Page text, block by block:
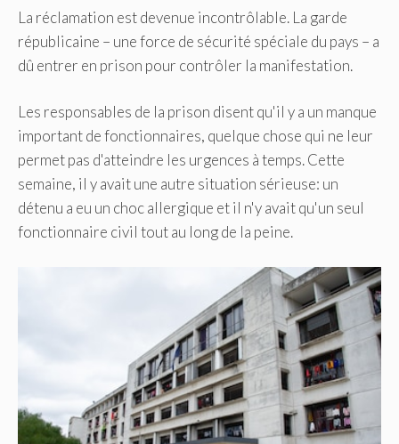
La réclamation est devenue incontrôlable. La garde
républicaine – une force de sécurité spéciale du pays – a
dû entrer en prison pour contrôler la manifestation.
Les responsables de la prison disent qu'il y a un manque
important de fonctionnaires, quelque chose qui ne leur
permet pas d'atteindre les urgences à temps. Cette
semaine, il y avait une autre situation sérieuse: un
détenu a eu un choc allergique et il n'y avait qu'un seul
fonctionnaire civil tout au long de la peine.